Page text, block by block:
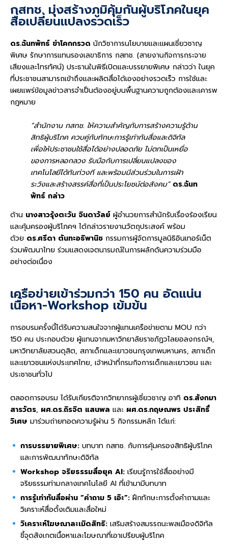
กสทช. มุ่งสร้างภูมิคุ้มกันผู้บริโภคในยุค
สื่อเปลี่ยนแปลงรวดเร็ว
ดร.ฉันทพัทธ์ ขำโคกกรวด นักวิชาการนโยบายและแผนเชี่ยวชาญ
พิเศษ รักษาการแทนรองเลขาธิการ กสทช. (สายงานกิจการกระจาย
เสียงและโทรทัศน์) ประธานในพิธีเปิดและบรรยายพิเศษ กล่าวว่า ในยุค
ที่ประชาชนสามารถเข้าถึงและผลิตสื่อได้เองอย่างรวดเร็ว การใช้และ
เผยแพร่ข้อมูลข่าวสารจำเป็นต้องอยู่บนพื้นฐานความถูกต้องและเคารพ
กฎหมาย
“สำนักงาน กสทช. ให้ความสำคัญกับการสร้างความรู้ด้าน
สิทธิผู้บริโภค ควบคู่กับทักษะการรู้เท่าทันสื่อและดิจิทัล
เพื่อให้ประชาชนใช้สื่อได้อย่างปลอดภัย ไม่ตกเป็นเหยื่อ
ของการหลอกลวง รับมือกับการเปลี่ยนแปลงของ
เทคโนโลยีได้ทันท่วงที และพร้อมมีส่วนร่วมในการเฝ้า
ระวังและสร้างสรรค์สื่อที่เป็นประโยชน์ต่อสังคม” ดร.ฉันท
พัทธ์ กล่าว
ด้าน นางสาวรุ้งตะวัน จินดาวัลย์ ผู้อำนวยการสำนักรับเรื่องร้องเรียน
และคุ้มครองผู้บริโภคฯ ได้กล่าวรายงานวัตถุประสงค์ พร้อม
ด้วย ดร.ศรีดา ตันทะอธิพานิช กรรมการผู้จัดการมูลนิธิอินเทอร์เน็ต
ร่วมพัฒนาไทย ร่วมแสดงเจตนารมณ์ในการผลักดันความร่วมมือ
อย่างต่อเนื่อง
เครือข่ายเข้าร่วมกว่า 150 คน อัดแน่น
เนื้อหา-Workshop เข้มข้น
การอบรมครั้งนี้ได้รับความสนใจจากผู้แทนเครือข่ายตาม MOU กว่า
150 คน ประกอบด้วย ผู้แทนจากมหาวิทยาลัยราชภัฏวไลยอลงกรณ์ฯ,
มหาวิทยาลัยสวนดุสิต, สภาเด็กและเยาวชนกรุงเทพมหานคร, สภาเด็ก
และเยาวชนแห่งประเทศไทย, เจ้าหน้าที่กรมกิจการเด็กและเยาวชน และ
ประชาชนทั่วไป
ตลอดการอบรม ได้รับเกียรติจากวิทยากรผู้เชี่ยวชาญ อาทิ ดร.สังกมา
สารวัตร, ผศ.ดร.ถิรจิต แสนพล และ ผศ.ดร.กฤษณพร ประสิทธิ์
วิเศษ มาร่วมถ่ายทอดความรู้ผ่าน 5 กิจกรรมหลัก ได้แก่:
การบรรยายพิเศษ: บทบาท กสทช. กับการคุ้มครองสิทธิผู้บริโภค
และการพัฒนาทักษะดิจิทัล
Workshop จริยธรรมสื่อยุค AI: เรียนรู้การใช้สื่ออย่างมี
จริยธรรมท่ามกลางเทคโนโลยี AI ที่เข้ามามีบทบาท
การรู้เท่าทันสื่อผ่าน “คำถาม 5 เอ๊ะ”: ฝึกทักษะการตั้งคำถามและ
วิเคราะห์สื่อดั้งเดิมและสื่อใหม่
วิเคราะห์โฆษณาละเมิดสิทธิ: เสริมสร้างสมรรถนะพลเมืองดิจิทัล
ชี้จุดสังเกตเนื้อหาและโฆษณาที่เอาเปรียบผู้บริโภค